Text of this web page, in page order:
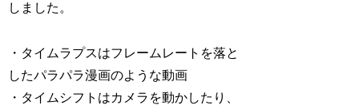
しました。
・タイムラプスはフレームレートを落と
したパラパラ漫画のような動画
・タイムシフトはカメラを動かしたり、